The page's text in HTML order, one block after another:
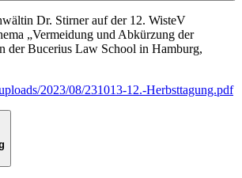
Dr. Stirner auf der 12. WisteV
„Vermeidung und Abkürzung der
der Bucerius Law School in Hamburg,
2023/08/231013-12.-Herbsttagung.pdf